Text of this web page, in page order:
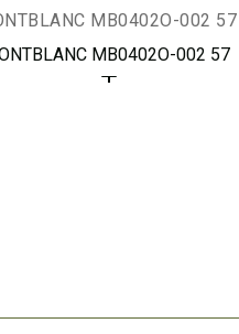
MB0402O-002 57
MB0402O-002 57